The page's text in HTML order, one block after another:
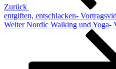
Zurück
entgiften, entschlacken-
Nächster
Weiter Nordic Walking und Yoga-